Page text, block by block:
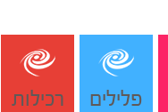
פלילים רכילות